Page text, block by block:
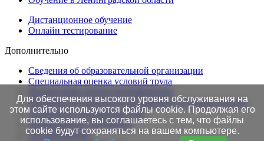
Дистанционное обучение
Онлайн тестирование
Дополнительно
Сведения об образовательной организации
Cпециальная оценка условий труда
Проверка подлинности протоколов в Едином портале
Готовность документов ТАК
Нормативные документы
Это интересно!
Для обеспечения высокого уровня обслуживания на
этом сайте используются файлы cookie. Продолжая его
использование, вы соглашаетесь с тем, что файлы
cookie будут сохраняться на вашем компьютере.